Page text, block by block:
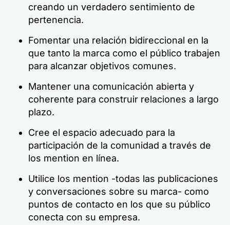
creando un verdadero sentimiento de
pertenencia.
Fomentar una relación bidireccional en la
que tanto la marca como el público trabajen
para alcanzar objetivos comunes.
Mantener una comunicación abierta y
coherente para construir relaciones a largo
plazo.
Cree el espacio adecuado para la
participación de la comunidad a través de
los mention en línea.
Utilice los mention -todas las publicaciones
y conversaciones sobre su marca- como
puntos de contacto en los que su público
conecta con su empresa.